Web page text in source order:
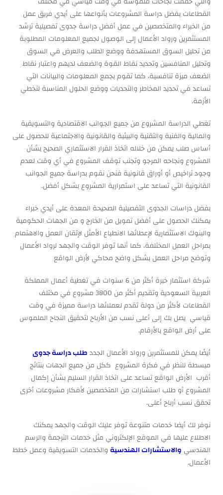
القطاعات بفضل دراسة المشروعات بأنواعها على أيدي فريق عمل
من الخبراء والمتخصصين في عمل أفضل دراسة جدوى تفصيلية ترشد
المستثمرين ورواد الأعمال إلى الوصول لجميع المعلومات المطلوبة
من تحليل السوق المستهدفة ووضع الطلب والعرض في السوق
وتحليل المنافسين وتحديد نقاط القوة والضعف لديهم واعتبار نقاط
الضعف ميزة تنافسية، كما تقوم بجمع المعلومات والبيانات التي
تساعد في تحديد المخاطر والتحديات ووضع الحلول المناسبة لتخطي
الأزمة.
تغطي الدراسة المشروع من جميع الجوانب الاقتصادية والتسويقية
والمالية والفنية والتقنية والبيئية والقانونية والاجتماعية للحصول على
أساس صلب يمكن من خلاله اتخاذ القرار الاستثماري الصحيح بشأن
المشروع ونجاحه المرجو وتجنب توقف المشروع في أي وقت لعدم
وجود تراخيص أو أوراق قانونية فنحن نقوم بدراسة جميع الجوانب
القانونية التي تساعد على استمرارية المشروع بشكل أفضل.
بفضل دراسات الجدوى التفصيلية الصحيحة المعدة على أيدي خبراء
يمكنك الحصول على أفضل تمويل من الخارج و من الجهات الحكومية
والبنوك الاستثمارية لإعطائها الانطباع الأمثل لإتقان العمل والاهتمام
بمراحل العمل المختلفة، كما أنها توفر الوقت والجهد لرواد الأعمال
وتوضح مراحل العمل بشكل واضح محاكي لأرض الواقع
شركة استثمار خبرة أكثر من 6 سنوات في تغطية أعمال المملكة
العربية السعودية وتقديم أكثر من 3800 مشروع في مختلف
القطاعات لأكثر من دولة تقدم لعملائها دراسة مميزة في وقت
قياسي يصل بك إلى أعلى نسب من الأرباح لتحقيق النجاح الملموس
على أرض الواقع بالأرقام.
أيضًا يمكن للمستثمرين ورواد الأعمال الجددطلب دراسة جدوى
مبسطة للنظر في فكرة المشروع ككل من جميع الجهات بنتائج
أقرب الأرض الواقع تساعد على اتخاذ القرار السليم بشأن إكمال
المشروع أو طلب استشارات من المتخصصين لأفكار مشروعات أخرى
تحقق نسب أرباح أعلى.
نوفر لك أيضا خدمات متنوعة توفر عليك الوقت والجهد يمكنك
الاطلاع عليها في الموقع الإلكتروني مثل خدمات الترجمة والرسم
الهندسي والاستشارات الهندسية والخدمات التسويقية وعمل خطط
الأعمال.